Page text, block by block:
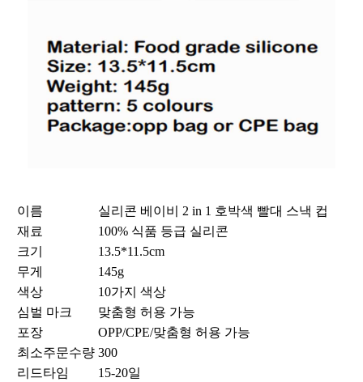
이름
실리콘 베이비 2 in 1 호박색 빨대 스낵 컵
재료
100% 식품 등급 실리콘
크기
13.5*11.5cm
무게
145g
색상
10가지 색상
심벌 마크
맞춤형 허용 가능
포장
OPP/CPE/맞춤형 허용 가능
최소주문수량 300
리드타임
15-20일